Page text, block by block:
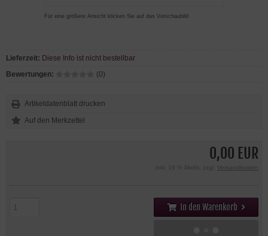
Für eine größere Ansicht klicken Sie auf das Vorschaubild
0,00 EUR
inkl. 19 % MwSt. zzgl. Versandkosten
In den Warenkorb
Lieferzeit: Diese Info ist nicht bestellbar
Bewertungen:
(0)
Artikeldatenblatt drucken